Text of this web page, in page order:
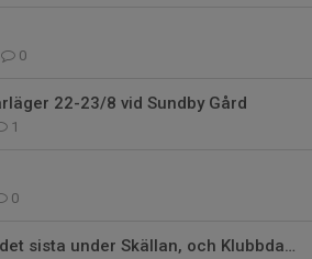
0
22-23/8 vid Sundby Gård
1
0
Spänning in i det sista under Skällan, och Klubbdagen